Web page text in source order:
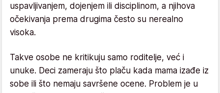
uspavljivanjem, dojenjem ili disciplinom, a njihova
očekivanja prema drugima često su nerealno
visoka.
Takve osobe ne kritikuju samo roditelje, već i
unuke. Deci zameraju što plaču kada mama izađe iz
sobe ili što nemaju savršene ocene. Problem je u